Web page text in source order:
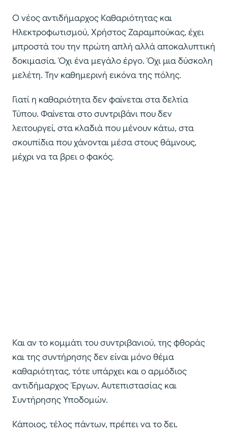
Ο νέος αντιδήμαρχος Καθαριότητας και
Ηλεκτροφωτισμού, Χρήστος Ζαραμπούκας, έχει
μπροστά του την πρώτη απλή αλλά αποκαλυπτική
δοκιμασία. Όχι ένα μεγάλο έργο. Όχι μια δύσκολη
μελέτη. Την καθημερινή εικόνα της πόλης.
Γιατί η καθαριότητα δεν φαίνεται στα δελτία
Τύπου. Φαίνεται στο συντριβάνι που δεν
λειτουργεί, στα κλαδιά που μένουν κάτω, στα
σκουπίδια που χάνονται μέσα στους θάμνους,
μέχρι να τα βρει ο φακός.
Και αν το κομμάτι του συντριβανιού, της φθοράς
και της συντήρησης δεν είναι μόνο θέμα
καθαριότητας, τότε υπάρχει και ο αρμόδιος
αντιδήμαρχος Έργων, Αυτεπιστασίας και
Συντήρησης Υποδομών.
Κάποιος, τέλος πάντων, πρέπει να το δει.